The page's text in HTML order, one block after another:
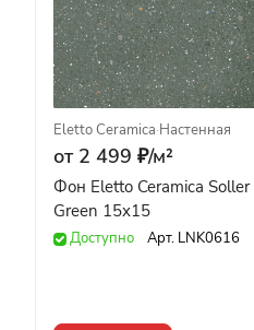
Eletto Ceramica·Настенная
от 2 499 ₽/м²
Фон Eletto Ceramica Soller
Green 15x15
Доступно Арт. LNK0616